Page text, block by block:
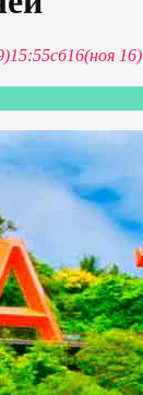
15:55сб16(ноя 16)